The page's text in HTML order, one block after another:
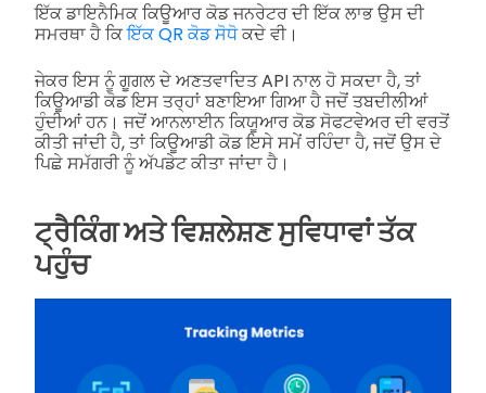
ਇੱਕ ਡਾਇਨੈਮਿਕ ਕਿਊਆਰ ਕੋਡ ਜਨਰੇਟਰ ਦੀ ਇੱਕ ਲਾਭ ਉਸ ਦੀ
ਸਮਰਥਾ ਹੈ ਕਿਇੱਕ QR ਕੋਡ ਸੋਧੋਕਦੇ ਵੀ।
ਜੇਕਰ ਇਸ ਨੂੰ ਗੂਗਲ ਦੇ ਅਣਤਵਾਦਿਤ API ਨਾਲ ਹੋ ਸਕਦਾ ਹੈ, ਤਾਂ
ਕਿਊਆਡੀ ਕੋਡ ਇਸ ਤਰ੍ਹਾਂ ਬਣਾਇਆ ਗਿਆ ਹੈ ਜਦੋਂ ਤਬਦੀਲੀਆਂ
ਹੁੰਦੀਆਂ ਹਨ। ਜਦੋਂ ਆਨਲਾਈਨ ਕਿਯੂਆਰ ਕੋਡ ਸੋਫਟਵੇਅਰ ਦੀ ਵਰਤੋਂ
ਕੀਤੀ ਜਾਂਦੀ ਹੈ, ਤਾਂ ਕਿਊਆਡੀ ਕੋਡ ਇਸੇ ਸਮੇਂ ਰਹਿੰਦਾ ਹੈ, ਜਦੋਂ ਉਸ ਦੇ
ਪਿਛੇ ਸਮੱਗਰੀ ਨੂੰ ਅੱਪਡੇਟ ਕੀਤਾ ਜਾਂਦਾ ਹੈ।
ਟ੍ਰੈਕਿੰਗ ਅਤੇ ਵਿਸ਼ਲੇਸ਼ਣ ਸੁਵਿਧਾਵਾਂ ਤੱਕ
ਪਹੁੰਚ